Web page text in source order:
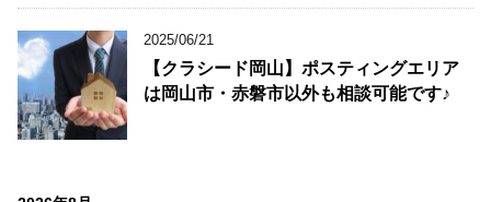
2025/06/21
【クラシード岡山】ポスティングエリア
は岡山市・赤磐市以外も相談可能です♪